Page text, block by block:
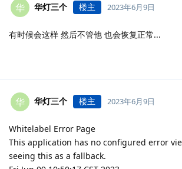
华 华灯三个 楼主 2023年6月9日
有时候会这样 然后不管他 也会恢复正常...
华 华灯三个 楼主 2023年6月9日
Whitelabel Error Page
This application has no configured error
seeing this as a fallback.